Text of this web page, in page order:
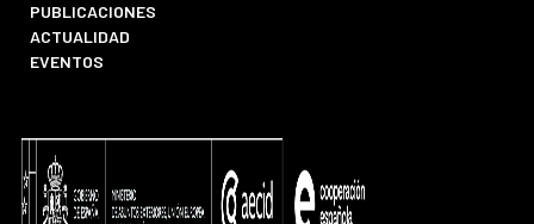
PUBLICACIONES
ACTUALIDAD
EVENTOS